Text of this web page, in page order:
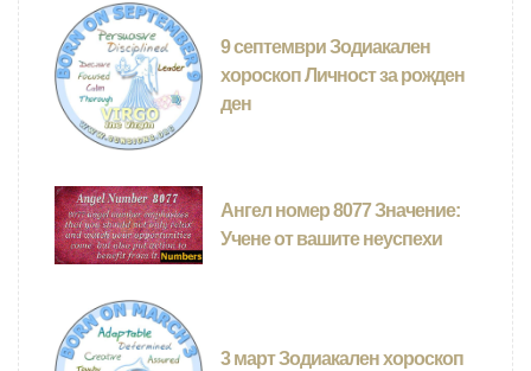
9 септември Зодиакален
хороскоп Личност за рожден
ден
Ангел номер 8077 Значение:
Учене от вашите неуспехи
3 март Зодиакален хороскоп